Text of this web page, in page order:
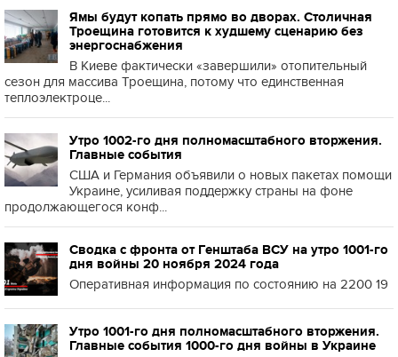
Ямы будут копать прямо во дворах. Столичная
Троещина готовится к худшему сценарию без
энергоснабжения
В Киеве фактически «завершили» отопительный
сезон для массива Троещина, потому что единственная
теплоэлектроце...
Утро 1002-го дня полномасштабного вторжения.
Главные события
США и Германия объявили о новых пакетах помощи
Украине, усиливая поддержку страны на фоне
продолжающегося конф...
Сводка с фронта от Генштаба ВСУ на утро 1001-го
дня войны 20 ноября 2024 года
Оперативная информация по состоянию на 2200 19
Утро 1001-го дня полномасштабного вторжения.
Главные события 1000-го дня войны в Украине